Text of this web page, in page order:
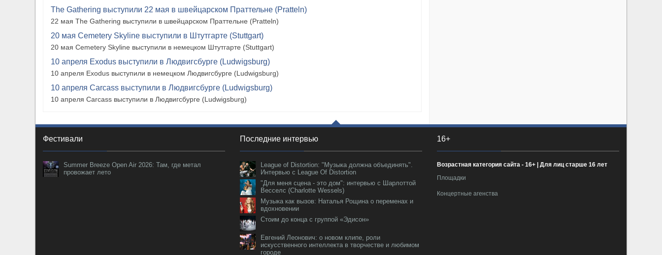
The Gathering выступили 22 мая в швейцарском Праттельне (Pratteln)
22 мая The Gathering выступили в швейцарском Праттельне (Pratteln)
20 мая Cemetery Skyline выступили в Штутгарте (Stuttgart)
20 мая Cemetery Skyline выступили в немецком Штутгарте (Stuttgart)
10 апреля Exodus выступили в Людвигсбурге (Ludwigsburg)
10 апреля Exodus выступили в немецком Людвигсбурге (Ludwigsburg)
10 апреля Carcass выступили в Людвигсбурге (Ludwigsburg)
10 апреля Carcass выступили в Людвигсбурге (Ludwigsburg)
Фестивали
Summer Breeze Open Air 2026: Там, где метал
провожает лето
Последние интервью
League of Distortion: "Музыка должна объединять".
Интервью с League Of Distortion
"Для меня сцена - это дом": интервью с Шарлоттой
Весселс (Charlotte Wessels)
Музыка как вызов: Наталья Рощина о переменах и
вдохновении
Стоим до конца с группой «Эдисон»
Евгений Леонович: о новом клипе, роли
искусственного интеллекта в творчестве и любимом
городе
16+
Возрастная категория сайта - 16+ | Для лиц старше 16 лет
Площадки
Концертные агенства